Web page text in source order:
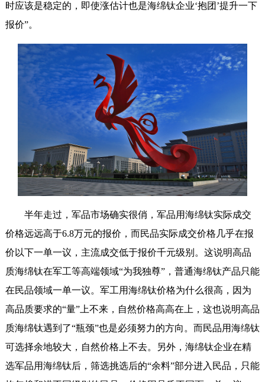
时应该是稳定的，即使涨估计也是海绵钛企业‘抱团’提升一下
报价”。
半年走过，军品市场确实很俏，军品用海绵钛实际成交
价格远远高于6.8万元的报价，而民品实际成交价格几乎在报
价以下一单一议，主流成交低于报价千元级别。这说明高品
质海绵钛在军工等高端领域“为我独尊”，普通海绵钛产品只能
在民品领域一单一议。军工用海绵钛价格为什么很高，因为
高品质要求的“量”上不来，自然价格高高在上，这也说明高品
质海绵钛遇到了“瓶颈”也是必须努力的方向。而民品用海绵钛
可选择余地较大，自然价格上不去。另外，海绵钛企业在精
选军品用海绵钛后，筛选挑选后的“余料”部分进入民品，只能